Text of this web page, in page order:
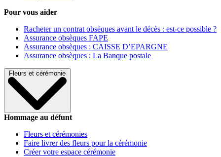
Pour vous aider
Racheter un contrat obsèques avant le décès : est-ce possible ?
Assurance obsèques FAPE
Assurance obsèques : CAISSE D’EPARGNE
Assurance obsèques : La Banque postale
Fleurs et cérémonie
Hommage au défunt
Fleurs et cérémonies
Faire livrer des fleurs pour la cérémonie
Créer votre espace cérémonie